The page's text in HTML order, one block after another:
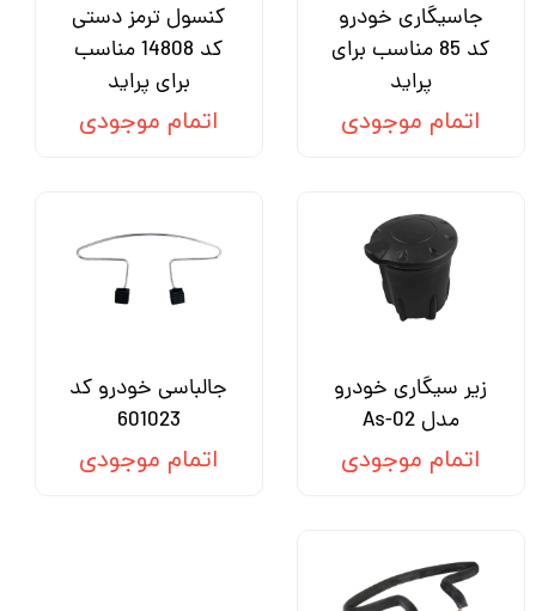
جاسیگاری خودرو
کد 85 مناسب برای
پراید
اتمام موجودی
کنسول ترمز دستی
کد 14808 مناسب
برای پراید
اتمام موجودی
زیر سیگاری خودرو
مدل As-02
اتمام موجودی
جالباسی خودرو کد
601023
اتمام موجودی